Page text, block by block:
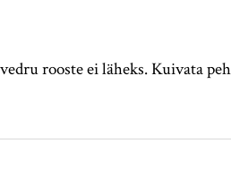
rooste ei läheks. Kuivata